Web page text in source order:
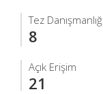
Tez Danışmanlığı
8
Açık Erişim
21